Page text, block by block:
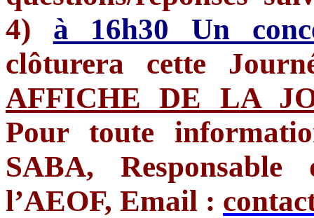
4) à 16h30 Un
clôturera cette
AFFICHE DE LA
Pour toute
SABA,
l’AEOF, Email :